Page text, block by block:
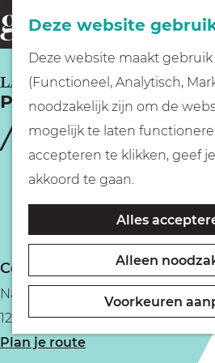
Deze website
Deze website maakt gebruik
(Functioneel, Analytisch,
noodzakelijk zijn om de
mogelijk te laten
accepteren te klikken, geef
akkoord te gaan.
Alles
Alleen
Voorkeuren
G
a
n
a
o
m
e
p
o
e
k
e
n
Papageno Huis
LAREN
Contact
Naarderstraat 77
1251 BG Laren
Plan je routen